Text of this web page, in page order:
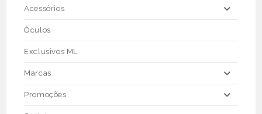
Acessórios
Óculos
Exclusivos ML
Marcas
Promoções